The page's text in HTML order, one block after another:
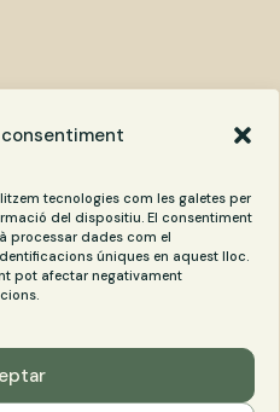
tecnologies com les galetes per
del dispositiu. El consentiment
processar dades com el
úniques en aquest lloc.
pot afectar negativament
Events